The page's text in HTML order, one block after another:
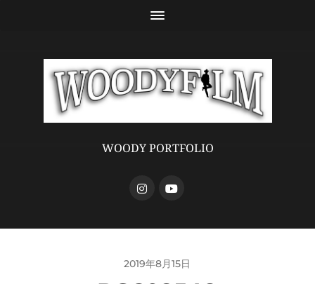
WOODY PORTFOLIO
2019年8月15日